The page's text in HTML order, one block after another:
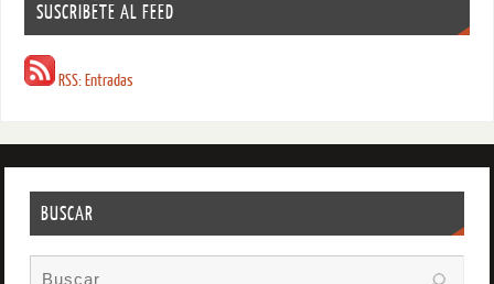
SUSCRIBETE AL FEED
RSS: Entradas
BUSCAR